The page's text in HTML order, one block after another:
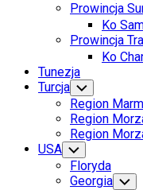
Prowincja
Ko
Prowincja
Ko
Tunezja
Turcja Toggle
Child
Menu
Region
Region
Region
USA Toggle
Child
Menu
Floryda
Georgia Toggle